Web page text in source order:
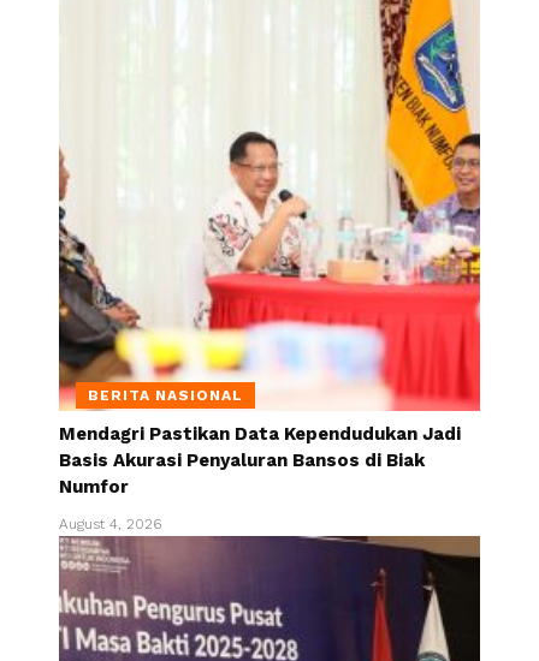
BERITA NASIONAL
Mendagri Pastikan Data Kependudukan Jadi
Basis Akurasi Penyaluran Bansos di Biak
Numfor
August 4, 2026